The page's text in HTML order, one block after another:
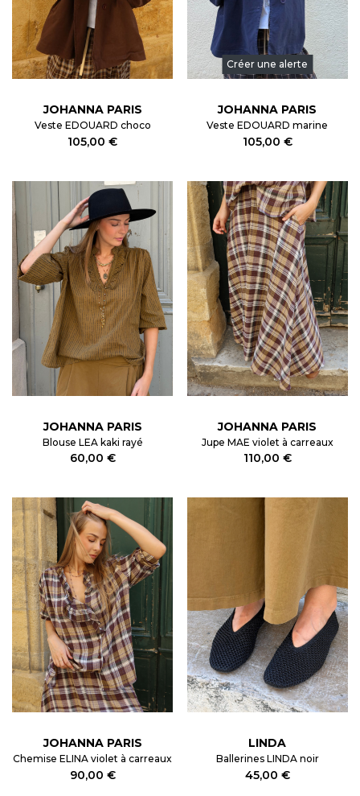
JOHANNA PARIS
Veste EDOUARD choco
105,00 €
Créer une alerte
JOHANNA PARIS
Veste EDOUARD marine
105,00 €
JOHANNA PARIS
Blouse LEA kaki rayé
60,00 €
JOHANNA PARIS
Jupe MAE violet à carreaux
110,00 €
JOHANNA PARIS
Chemise ELINA violet à carreaux
90,00 €
LINDA
Ballerines LINDA noir
45,00 €